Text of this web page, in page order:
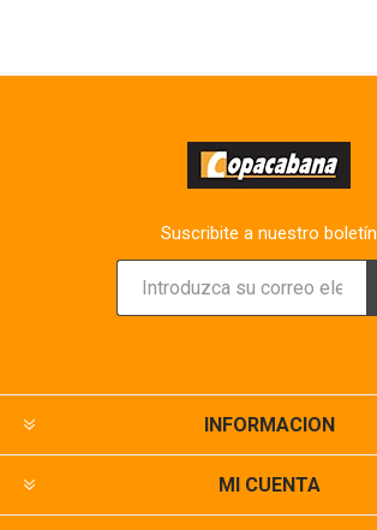
Suscribite a nuestro boletín
INFORMACION
MI CUENTA